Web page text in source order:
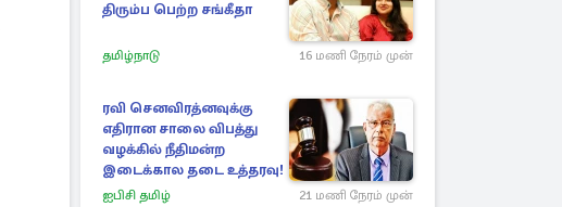
திரும்ப பெற்ற சங்கீதா
தமிழ்நாடு 16 மணி நேரம் முன்
ரவி செனவிரத்னவுக்கு
எதிரான சாலை விபத்து
வழக்கில் நீதிமன்ற
இடைக்கால தடை உத்தரவு!
ஐபிசி தமிழ் 21 மணி நேரம் முன்